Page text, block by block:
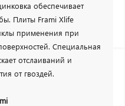
обеспечивает
Плиты Frami Xlife
применения при
Специальная
отслаиваний и
от гвоздей.